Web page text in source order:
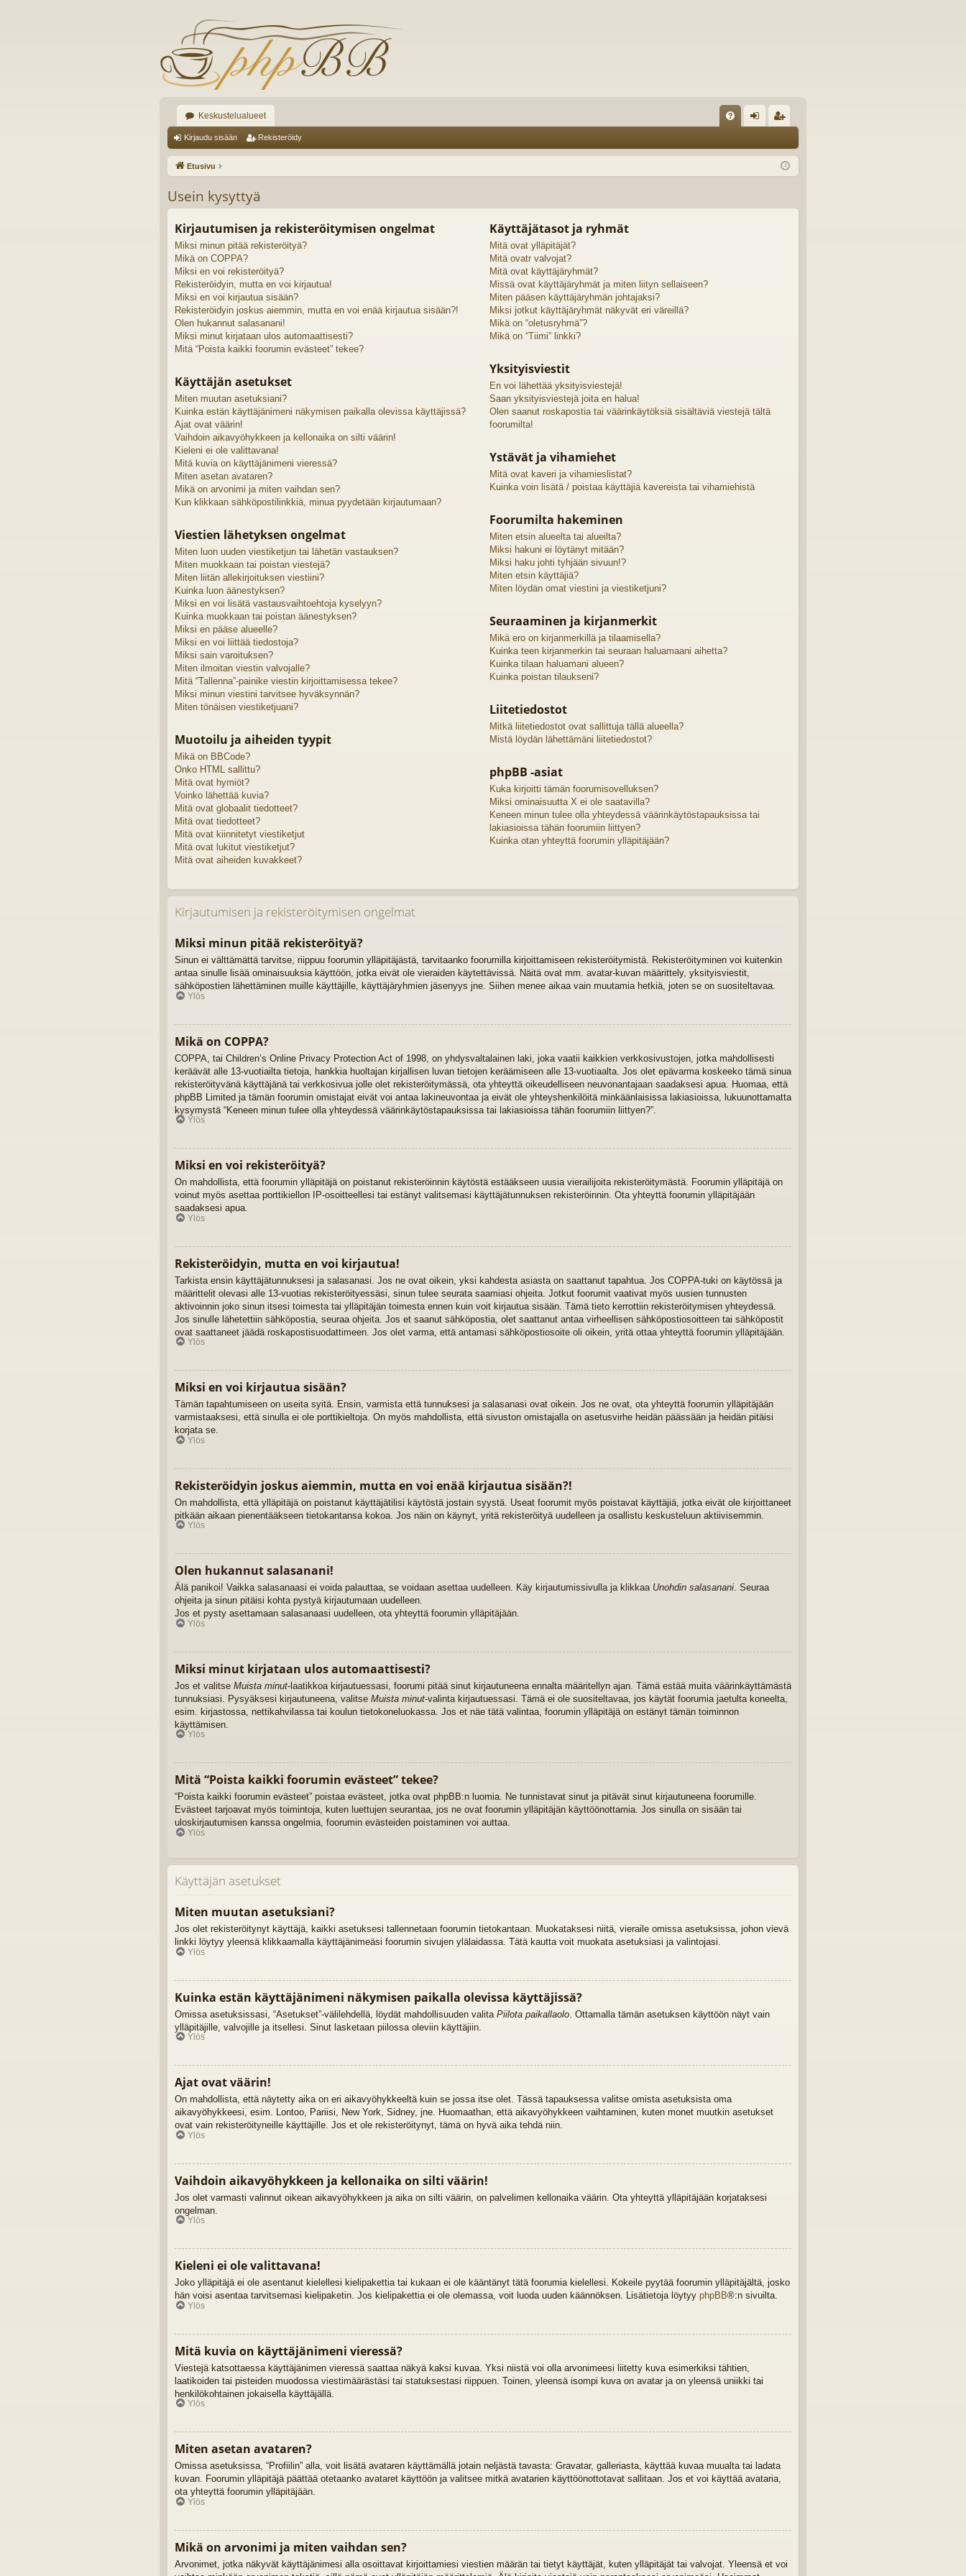
Keskustelualueet
K au ist
Kirjaudu sisään Rekisteröidy
Etusivu
Usein kysyttyä
Kirjautumisen ja rekisteröitymisen ongelmat
Miksi minun pitää rekisteröityä?
Mikä on COPPA?
Miksi en voi rekisteröityä?
Rekisteröidyin, mutta en voi kirjautua!
Miksi en voi kirjautua sisään?
Rekisteröidyin joskus aiemmin, mutta en voi enää kirjautua sisään?!
Olen hukannut salasanani!
Miksi minut kirjataan ulos automaattisesti?
Mitä “Poista kaikki foorumin evästeet” tekee?
Käyttäjän asetukset
Miten muutan asetuksiani?
Kuinka estän käyttäjänimeni näkymisen paikalla olevissa käyttäjissä?
Ajat ovat väärin!
Vaihdoin aikavyöhykkeen ja kellonaika on silti väärin!
Kieleni ei ole valittavana!
Mitä kuvia on käyttäjänimeni vieressä?
Miten asetan avataren?
Mikä on arvonimi ja miten vaihdan sen?
Kun klikkaan sähköpostilinkkiä, minua pyydetään kirjautumaan?
Viestien lähetyksen ongelmat
Miten luon uuden viestiketjun tai lähetän vastauksen?
Miten muokkaan tai poistan viestejä?
Miten liitän allekirjoituksen viestiini?
Kuinka luon äänestyksen?
Miksi en voi lisätä vastausvaihtoehtoja kyselyyn?
Kuinka muokkaan tai poistan äänestyksen?
Miksi en pääse alueelle?
Miksi en voi liittää tiedostoja?
Miksi sain varoituksen?
Miten ilmoitan viestin valvojalle?
Mitä “Tallenna”-painike viestin kirjoittamisessa tekee?
Miksi minun viestini tarvitsee hyväksynnän?
Miten tönäisen viestiketjuani?
Muotoilu ja aiheiden tyypit
Mikä on BBCode?
Onko HTML sallittu?
Mitä ovat hymiöt?
Voinko lähettää kuvia?
Mitä ovat globaalit tiedotteet?
Mitä ovat tiedotteet?
Mitä ovat kiinnitetyt viestiketjut
Mitä ovat lukitut viestiketjut?
Mitä ovat aiheiden kuvakkeet?
Käyttäjätasot ja ryhmät
Mitä ovat ylläpitäjät?
Mitä ovatr valvojat?
Mitä ovat käyttäjäryhmät?
Missä ovat käyttäjäryhmät ja miten liityn sellaiseen?
Miten pääsen käyttäjäryhmän johtajaksi?
Miksi jotkut käyttäjäryhmät näkyvät eri väreillä?
Mikä on “oletusryhmä”?
Mikä on “Tiimi” linkki?
Yksityisviestit
En voi lähettää yksityisviestejä!
Saan yksityisviestejä joita en halua!
Olen saanut roskapostia tai väärinkäytöksiä sisältäviä viestejä tältä
foorumilta!
Ystävät ja vihamiehet
Mitä ovat kaveri ja vihamieslistat?
Kuinka voin lisätä / poistaa käyttäjiä kavereista tai vihamiehistä
Foorumilta hakeminen
Miten etsin alueelta tai alueilta?
Miksi hakuni ei löytänyt mitään?
Miksi haku johti tyhjään sivuun!?
Miten etsin käyttäjiä?
Miten löydän omat viestini ja viestiketjuni?
Seuraaminen ja kirjanmerkit
Mikä ero on kirjanmerkillä ja tilaamisella?
Kuinka teen kirjanmerkin tai seuraan haluamaani aihetta?
Kuinka tilaan haluamani alueen?
Kuinka poistan tilaukseni?
Liitetiedostot
Mitkä liitetiedostot ovat sallittuja tällä alueella?
Mistä löydän lähettämäni liitetiedostot?
phpBB -asiat
Kuka kirjoitti tämän foorumisovelluksen?
Miksi ominaisuutta X ei ole saatavilla?
Keneen minun tulee olla yhteydessä väärinkäytöstapauksissa tai
lakiasioissa tähän foorumiin liittyen?
Kuinka otan yhteyttä foorumin ylläpitäjään?
Kirjautumisen ja rekisteröitymisen ongelmat
Miksi minun pitää rekisteröityä?
Sinun ei välttämättä tarvitse, riippuu foorumin ylläpitäjästä, tarvitaanko foorumilla kirjoittamiseen rekisteröitymistä. Rekisteröityminen voi kuitenkin
antaa sinulle lisää ominaisuuksia käyttöön, jotka eivät ole vieraiden käytettävissä. Näitä ovat mm. avatar-kuvan määrittely, yksityisviestit,
sähköpostien lähettäminen muille käyttäjille, käyttäjäryhmien jäsenyys jne. Siihen menee aikaa vain muutamia hetkiä, joten se on suositeltavaa.
Ylös
Mikä on COPPA?
COPPA, tai Children’s Online Privacy Protection Act of 1998, on yhdysvaltalainen laki, joka vaatii kaikkien verkkosivustojen, jotka mahdollisesti
keräävät alle 13-vuotiailta tietoja, hankkia huoltajan kirjallisen luvan tietojen keräämiseen alle 13-vuotiaalta. Jos olet epävarma koskeeko tämä sinua
rekisteröityvänä käyttäjänä tai verkkosivua jolle olet rekisteröitymässä, ota yhteyttä oikeudelliseen neuvonantajaan saadaksesi apua. Huomaa, että
phpBB Limited ja tämän foorumin omistajat eivät voi antaa lakineuvontaa ja eivät ole yhteyshenkilöitä minkäänlaisissa lakiasioissa, lukuunottamatta
kysymystä “Keneen minun tulee olla yhteydessä väärinkäytöstapauksissa tai lakiasioissa tähän foorumiin liittyen?”.
Ylös
Miksi en voi rekisteröityä?
On mahdollista, että foorumin ylläpitäjä on poistanut rekisteröinnin käytöstä estääkseen uusia vierailijoita rekisteröitymästä. Foorumin ylläpitäjä on
voinut myös asettaa porttikiellon IP-osoitteellesi tai estänyt valitsemasi käyttäjätunnuksen rekisteröinnin. Ota yhteyttä foorumin ylläpitäjään
saadaksesi apua.
Ylös
Rekisteröidyin, mutta en voi kirjautua!
Tarkista ensin käyttäjätunnuksesi ja salasanasi. Jos ne ovat oikein, yksi kahdesta asiasta on saattanut tapahtua. Jos COPPA-tuki on käytössä ja
määrittelit olevasi alle 13-vuotias rekisteröityessäsi, sinun tulee seurata saamiasi ohjeita. Jotkut foorumit vaativat myös uusien tunnusten
aktivoinnin joko sinun itsesi toimesta tai ylläpitäjän toimesta ennen kuin voit kirjautua sisään. Tämä tieto kerrottiin rekisteröitymisen yhteydessä.
Jos sinulle lähetettiin sähköpostia, seuraa ohjeita. Jos et saanut sähköpostia, olet saattanut antaa virheellisen sähköpostiosoitteen tai sähköpostit
ovat saattaneet jäädä roskapostisuodattimeen. Jos olet varma, että antamasi sähköpostiosoite oli oikein, yritä ottaa yhteyttä foorumin ylläpitäjään.
Ylös
Miksi en voi kirjautua sisään?
Tämän tapahtumiseen on useita syitä. Ensin, varmista että tunnuksesi ja salasanasi ovat oikein. Jos ne ovat, ota yhteyttä foorumin ylläpitäjään
varmistaaksesi, että sinulla ei ole porttikieltoja. On myös mahdollista, että sivuston omistajalla on asetusvirhe heidän päässään ja heidän pitäisi
korjata se.
Ylös
Rekisteröidyin joskus aiemmin, mutta en voi enää kirjautua sisään?!
On mahdollista, että ylläpitäjä on poistanut käyttäjätilisi käytöstä jostain syystä. Useat foorumit myös poistavat käyttäjiä, jotka eivät ole kirjoittaneet
pitkään aikaan pienentääkseen tietokantansa kokoa. Jos näin on käynyt, yritä rekisteröityä uudelleen ja osallistu keskusteluun aktiivisemmin.
Ylös
Olen hukannut salasanani!
Älä panikoi! Vaikka salasanaasi ei voida palauttaa, se voidaan asettaa uudelleen. Käy kirjautumissivulla ja klikkaa Unohdin salasanani. Seuraa
ohjeita ja sinun pitäisi kohta pystyä kirjautumaan uudelleen.
Jos et pysty asettamaan salasanaasi uudelleen, ota yhteyttä foorumin ylläpitäjään.
Ylös
Miksi minut kirjataan ulos automaattisesti?
Jos et valitse Muista minut-laatikkoa kirjautuessasi, foorumi pitää sinut kirjautuneena ennalta määritellyn ajan. Tämä estää muita väärinkäyttämästä
tunnuksiasi. Pysyäksesi kirjautuneena, valitse Muista minut-valinta kirjautuessasi. Tämä ei ole suositeltavaa, jos käytät foorumia jaetulta koneelta,
esim. kirjastossa, nettikahvilassa tai koulun tietokoneluokassa. Jos et näe tätä valintaa, foorumin ylläpitäjä on estänyt tämän toiminnon
käyttämisen.
Ylös
Mitä “Poista kaikki foorumin evästeet” tekee?
“Poista kaikki foorumin evästeet” poistaa evästeet, jotka ovat phpBB:n luomia. Ne tunnistavat sinut ja pitävät sinut kirjautuneena foorumille.
Evästeet tarjoavat myös toimintoja, kuten luettujen seurantaa, jos ne ovat foorumin ylläpitäjän käyttöönottamia. Jos sinulla on sisään tai
uloskirjautumisen kanssa ongelmia, foorumin evästeiden poistaminen voi auttaa.
Ylös
Käyttäjän asetukset
Miten muutan asetuksiani?
Jos olet rekisteröitynyt käyttäjä, kaikki asetuksesi tallennetaan foorumin tietokantaan. Muokataksesi niitä, vieraile omissa asetuksissa, johon vievä
linkki löytyy yleensä klikkaamalla käyttäjänimeäsi foorumin sivujen ylälaidassa. Tätä kautta voit muokata asetuksiasi ja valintojasi.
Ylös
Kuinka estän käyttäjänimeni näkymisen paikalla olevissa käyttäjissä?
Omissa asetuksissasi, “Asetukset”-välilehdellä, löydät mahdollisuuden valita Piilota paikallaolo . Ottamalla tämän asetuksen käyttöön näyt vain
ylläpitäjille, valvojille ja itsellesi. Sinut lasketaan piilossa oleviin käyttäjiin.
Ylös
Ajat ovat väärin!
On mahdollista, että näytetty aika on eri aikavyöhykkeeltä kuin se jossa itse olet. Tässä tapauksessa valitse omista asetuksista oma
aikavyöhykkeesi, esim. Lontoo, Pariisi, New York, Sidney, jne. Huomaathan, että aikavyöhykkeen vaihtaminen, kuten monet muutkin asetukset
ovat vain rekisteröityneille käyttäjille. Jos et ole rekisteröitynyt, tämä on hyvä aika tehdä niin.
Ylös
Vaihdoin aikavyöhykkeen ja kellonaika on silti väärin!
Jos olet varmasti valinnut oikean aikavyöhykkeen ja aika on silti väärin, on palvelimen kellonaika väärin. Ota yhteyttä ylläpitäjään korjataksesi
ongelman.
Ylös
Kieleni ei ole valittavana!
Joko ylläpitäjä ei ole asentanut kielellesi kielipakettia tai kukaan ei ole kääntänyt tätä foorumia kielellesi. Kokeile pyytää foorumin ylläpitäjältä, josko
hän voisi asentaa tarvitsemasi kielipaketin. Jos kielipakettia ei ole olemassa, voit luoda uuden käännöksen. Lisätietoja löytyy phpBB®:n sivuilta.
Ylös
Mitä kuvia on käyttäjänimeni vieressä?
Viestejä katsottaessa käyttäjänimen vieressä saattaa näkyä kaksi kuvaa. Yksi niistä voi olla arvonimeesi liitetty kuva esimerkiksi tähtien,
laatikoiden tai pisteiden muodossa viestimäärästäsi tai statuksestasi riippuen. Toinen, yleensä isompi kuva on avatar ja on yleensä uniikki tai
henkilökohtainen jokaisella käyttäjällä.
Ylös
Miten asetan avataren?
Omissa asetuksissa, “Profiilin” alla, voit lisätä avataren käyttämällä jotain neljästä tavasta: Gravatar, galleriasta, käyttää kuvaa muualta tai ladata
kuvan. Foorumin ylläpitäjä päättää otetaanko avataret käyttöön ja valitsee mitkä avatarien käyttöönottotavat sallitaan. Jos et voi käyttää avataria,
ota yhteyttä foorumin ylläpitäjään.
Ylös
Mikä on arvonimi ja miten vaihdan sen?
Arvonimet, jotka näkyvät käyttäjänimesi alla osoittavat kirjoittamiesi viestien määrän tai tietyt käyttäjät, kuten ylläpitäjät tai valvojat. Yleensä et voi